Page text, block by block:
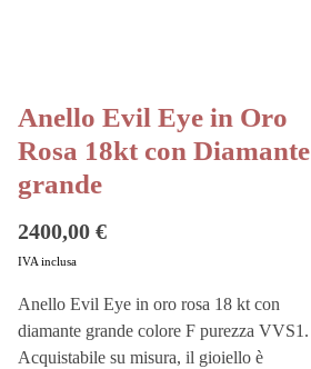
Anello Evil Eye in Oro
Rosa 18kt con Diamante
grande
2400,00 €Prezzo
IVA inclusa
Anello Evil Eye in oro rosa 18 kt con
diamante grande colore F purezza VVS1.
Acquistabile su misura, il gioiello è